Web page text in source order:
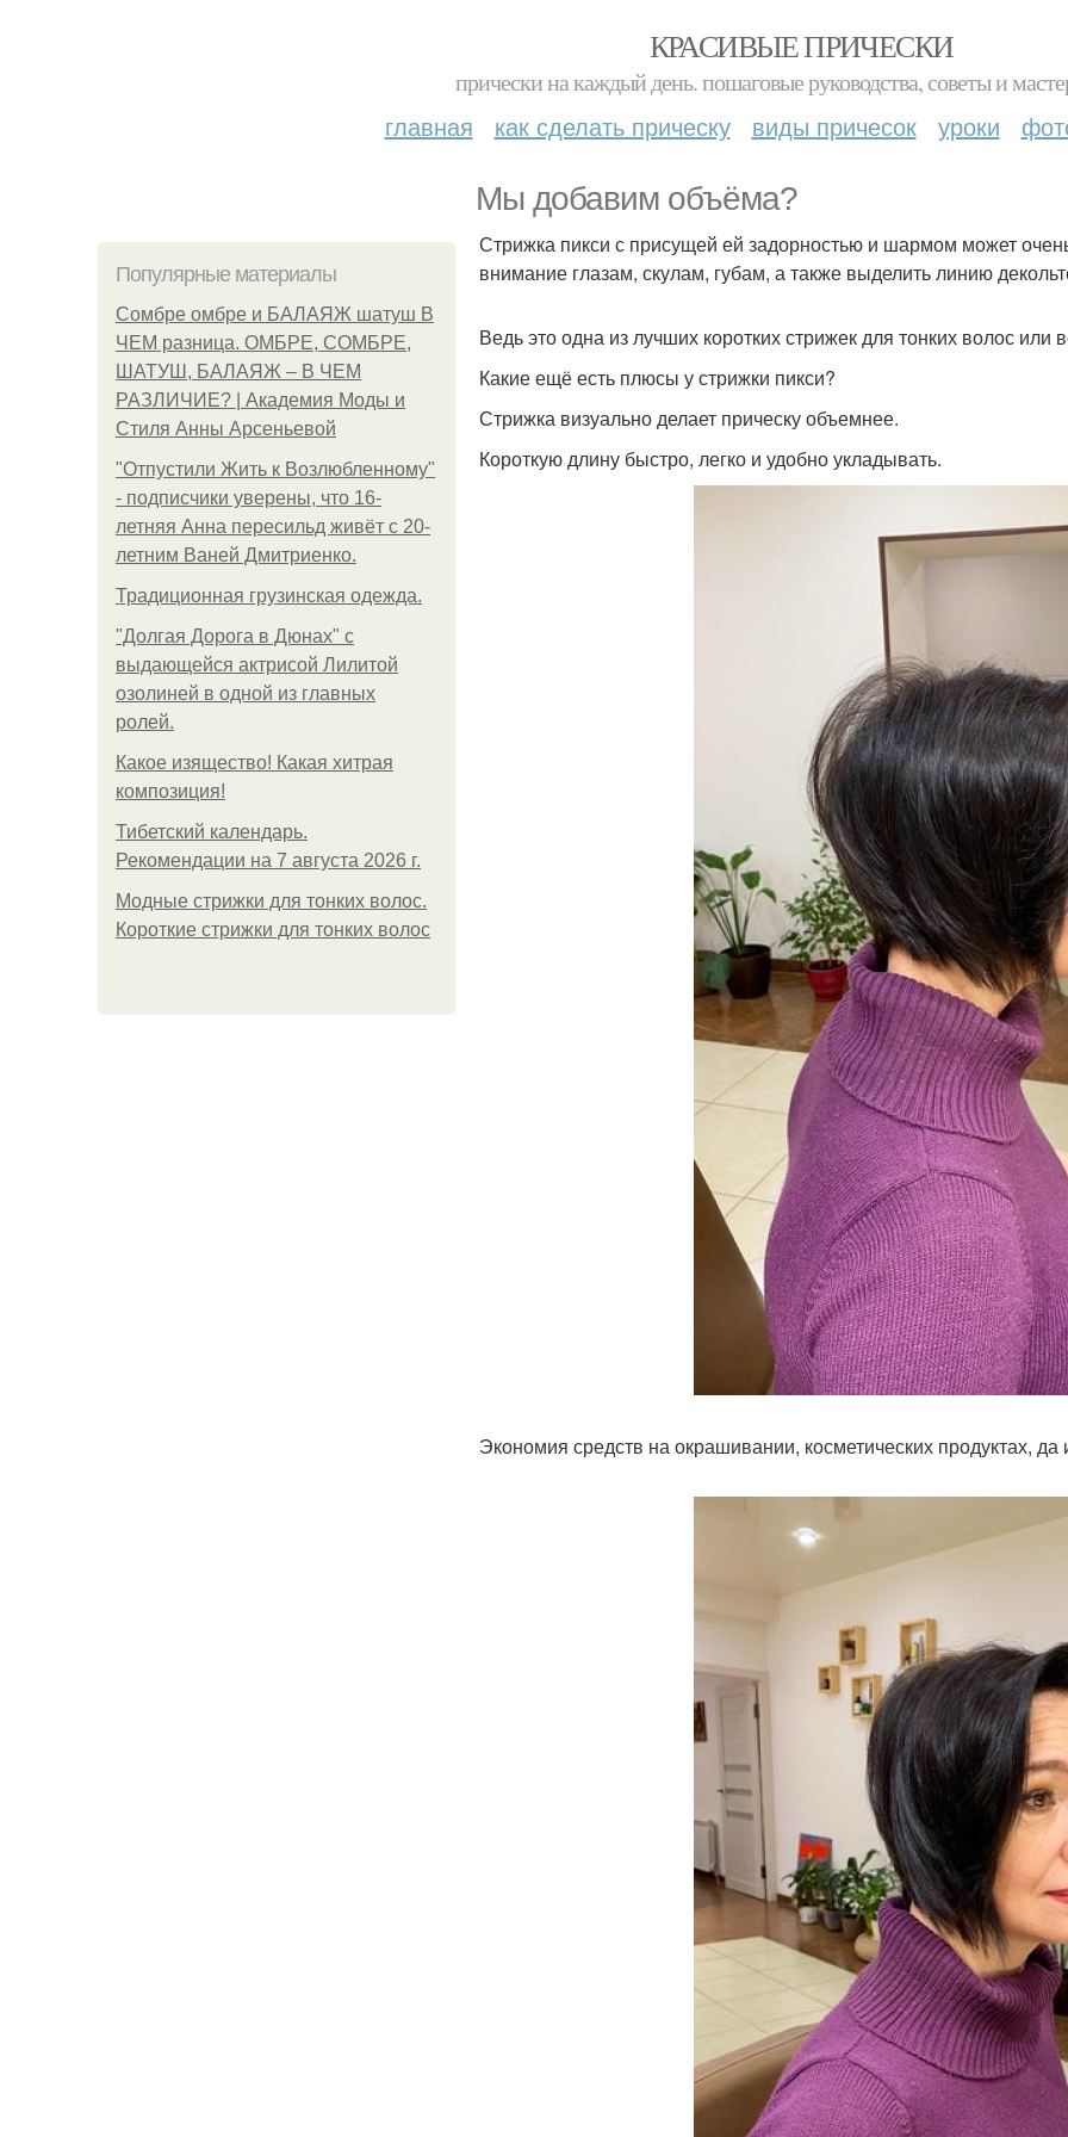
КРАСИВЫЕ ПРИЧЕСКИ
прически на каждый день. пошаговые руководства, советы и
главная как сделать прическу виды причесок уроки
Мы добавим объёма?
Популярные материалы
Сомбре омбре и БАЛАЯЖ шатуш В
ЧЕМ разница. ОМБРЕ, СОМБРЕ,
ШАТУШ, БАЛАЯЖ – В ЧЕМ
РАЗЛИЧИЕ? | Академия Моды и
Стиля Анны Арсеньевой
"Отпустили Жить к Возлюбленному"
- подписчики уверены, что 16-
летняя Анна пересильд живёт с 20-
летним Ваней Дмитриенко.
Традиционная грузинская одежда.
"Долгая Дорога в Дюнах" с
выдающейся актрисой Лилитой
озолиней в одной из главных
ролей.
Какое изящество! Какая хитрая
композиция!
Тибетский календарь.
Рекомендации на 7 августа 2026 г.
Модные стрижки для тонких волос.
Короткие стрижки для тонких волос
Стрижка пикси с присущей ей задорностью и шармом может
внимание глазам, скулам, губам, а также выделить линию
Ведь это одна из лучших коротких стрижек для тонких волос или
Какие ещё есть плюсы у стрижки пикси?
Стрижка визуально делает прическу объемнее.
Короткую длину быстро, легко и удобно укладывать.
Экономия средств на окрашивании, косметических продуктах,